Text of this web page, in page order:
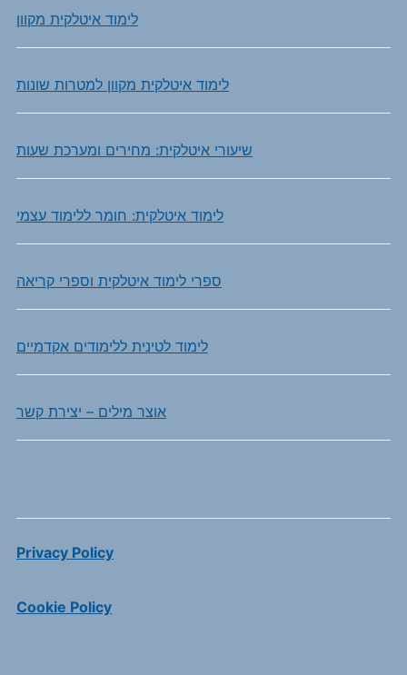
לימוד איטלקית מקוון
לימוד איטלקית מקוון למטרות שונות
שיעורי איטלקית: מחירים ומערכת שעות
לימוד איטלקית: חומר ללימוד עצמי
ספרי לימוד איטלקית וספרי קריאה
לימוד לטינית ללימודים אקדמיים
אוצר מילים – יצירת קשר
Privacy Policy
Cookie Policy